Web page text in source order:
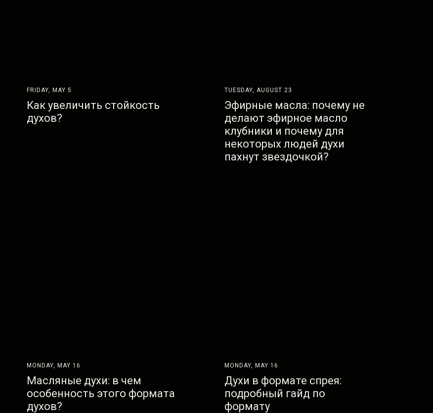
FRIDAY, MAY 5
Как увеличить стойкость
духов?
TUESDAY, AUGUST 23
Эфирные масла: почему не
делают эфирное масло
клубники и почему для
некоторых людей духи
пахнут звездочкой?
MONDAY, MAY 16
Масляные духи: в чем
особенность этого формата
духов?
MONDAY, MAY 16
Духи в формате спрея:
подробный гайд по
формату